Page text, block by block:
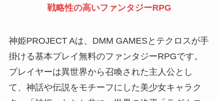
戦略性の高いファンタジーRPG
神姫PROJECT Aは、DMM GAMESとテクロスが手
掛ける基本プレイ無料のファンタジーRPGです。
プレイヤーは異世界から召喚された主人公とし
て、神話や伝説をモチーフにした美少女キャラク